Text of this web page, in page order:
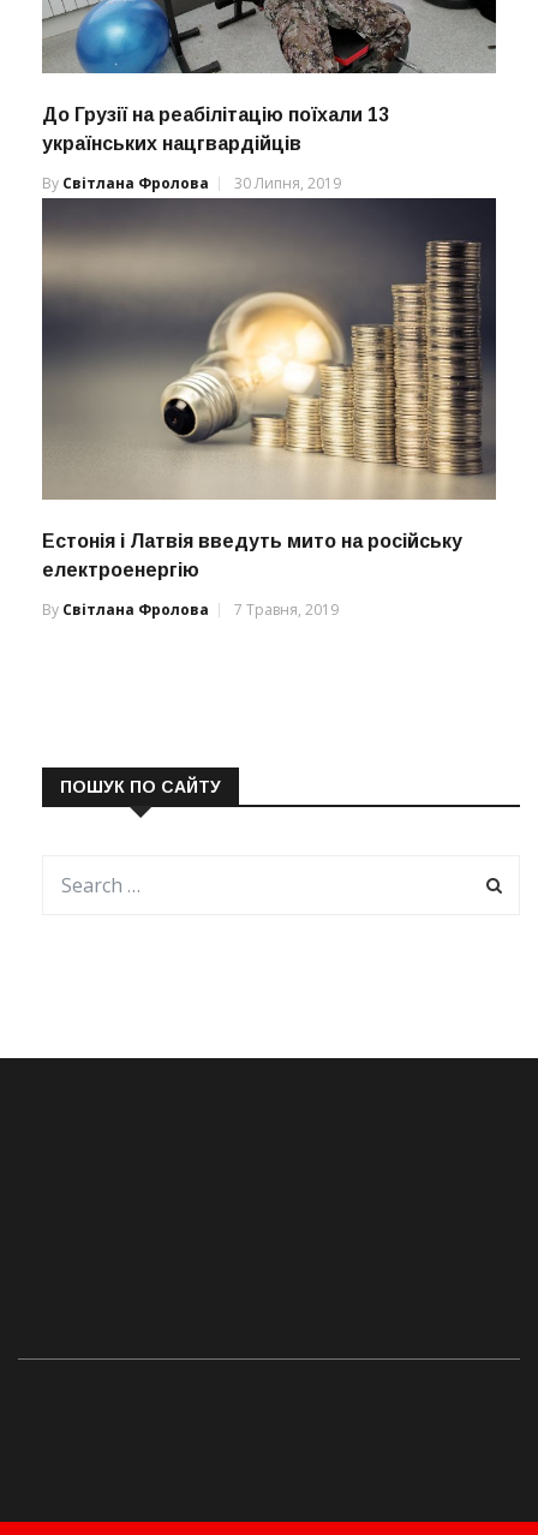
До Грузії на реабілітацію поїхали 13
українських нацгвардійців
By Світлана Фролова 30 Липня, 2019
Естонія і Латвія введуть мито на російську
електроенергію
By Світлана Фролова 7 Травня, 2019
ПОШУК ПО САЙТУ